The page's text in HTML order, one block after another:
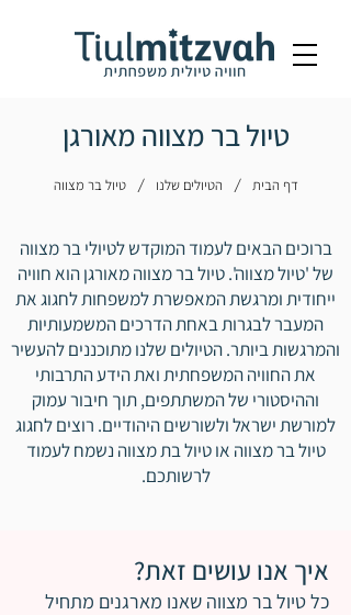
טיול בר מצווה מאורגן
דף הבית / הטיולים שלנו / טיול בר מצווה
ברוכים הבאים לעמוד המוקדש לטיולי בר מצווה
של 'טיול מצווה'. טיול בר מצווה מאורגן הוא חוויה
ייחודית ומרגשת המאפשרת למשפחות לחגוג את
המעבר לבגרות באחת הדרכים המשמעותיות
והמרגשות ביותר. הטיולים שלנו מתוכננים להעשיר
את החוויה המשפחתית ואת הידע התרבותי
וההיסטורי של המשתתפים, תוך חיבור עמוק
למורשת ישראל ולשורשים היהודיים. רוצים לחגוג
טיול בר מצווה או טיול בת מצווה נשמח לעמוד
לרשותכם.
איך אנו עושים זאת?
כל טיול בר מצווה שאנו מארגנים מתחיל